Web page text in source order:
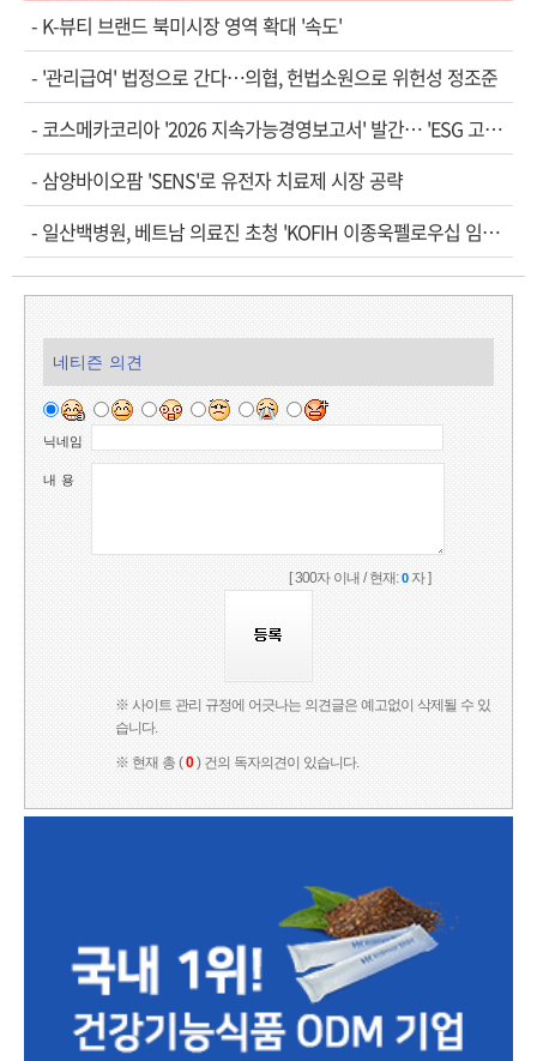
- K-뷰티 브랜드 북미시장 영역 확대 '속도'
- '관리급여' 법정으로 간다…의협, 헌법소원으로 위헌성 정조준
- 코스메카코리아 '2026 지속가능경영보고서' 발간… 'ESG 고…
- 삼양바이오팜 'SENS'로 유전자 치료제 시장 공략
- 일산백병원, 베트남 의료진 초청 'KOFIH 이종욱펠로우십 임…
네티즌 의견
닉네임
내 용
[ 300자 이내 / 현재:0자 ]
※ 사이트 관리 규정에 어긋나는 의견글은 예고없이 삭제될 수 있
습니다.
※ 현재 총 (0) 건의 독자의견이 있습니다.